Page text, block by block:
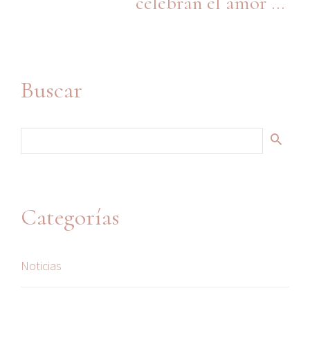
Buscar
Categorías
Noticias